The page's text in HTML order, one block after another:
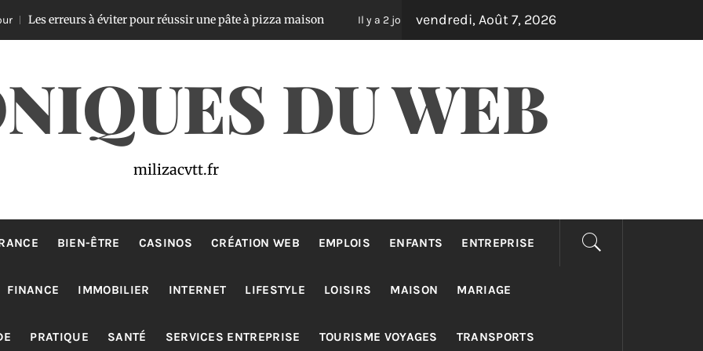
à éviter pour réussir une pâte à pizza maison Il y a 2 jours Assurance auto pro : différences taxi, vtc et loti
vendredi, Août 7, 2026
DU WEB
milizacvtt.fr
BIEN-ÊTRE CASINOS CRÉATION WEB EMPLOIS ENFANTS ENTREPRISE
FINANCE IMMOBILIER INTERNET LIFESTYLE LOISIRS MAISON MARIAGE
PRATIQUE SANTÉ SERVICES ENTREPRISE TOURISME VOYAGES TRANSPORTS